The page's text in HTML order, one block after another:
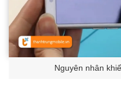
Nguyên nhân